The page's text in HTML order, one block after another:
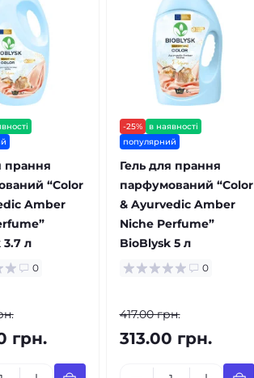
прання
“Color
Amber
3.7 л
0
грн.
-25%
в наявності
популярний
Гель для прання
парфумований “Color
& Ayurvedic Amber
Niche Perfume”
BioBlysk 5 л
0
417.00 грн.
313.00 грн.